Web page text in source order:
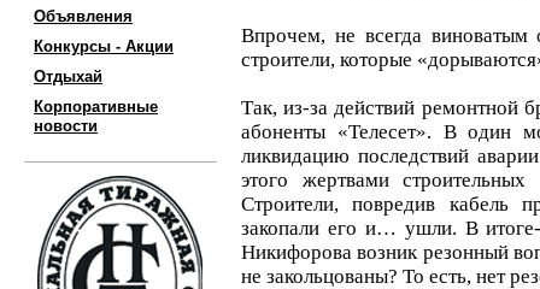
Объявления
Конкурсы - Акции
Отдыхай
Корпоративные
новости
Впрочем, не всегда
строители, которые
Так, из-за действий ремонтной
абоненты «Телесет». В один
ликвидацию последствий
этого жертвами
Строители, повредив кабель
закопали его и… ушли. В
Никифорова возник резонный
не закольцованы? То есть, нет